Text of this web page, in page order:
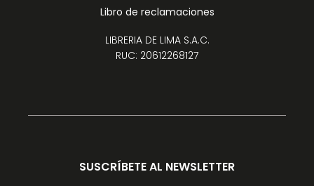
Libro de reclamaciones
LIBRERIA DE LIMA S.A.C.
RUC: 20612268127
SUSCRÍBETE AL NEWSLETTER